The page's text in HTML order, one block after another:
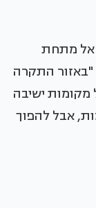
אל מתחת
"באזור התקרה
מקומות ישיבה
אבל להפוך